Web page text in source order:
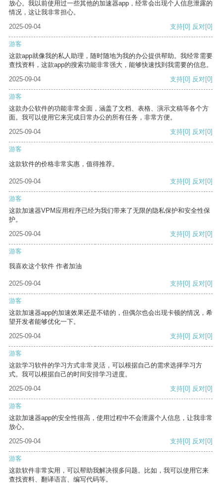
放心。我以前使用过一些其他的加速器app，经常会出现个人信息泄露的
情况，这让我非常担心。
2025-09-04
支持[0] 反对[0]
游客
这款app就像我的私人助理，随时随地为我的办公提供帮助。我经常需要
查找资料，这款app的搜索功能非常强大，能够快速找到我需要的信息。
2025-09-04
支持[0] 反对[0]
游客
这款办公软件的功能非常全面，涵盖了文档、表格、演示文稿等各个方
面。我可以使用它来完成日常办公的所有任务，非常方便。
2025-09-04
支持[0] 反对[0]
游客
这款软件的价格非常实惠，值得推荐。
2025-09-04 支持[0] 反对[0]
游客
这款加速器VPM应用程序已经为我们带来了无限的隐私保护和安全性保
护。
2025-09-04
支持[0] 反对[0]
游客
我喜欢这个软件 作者加油
2025-09-04 支持[0] 反对[0]
游客
这款加速器app的加速效果还是不错的，但偶尔也会出现卡顿的情况，希
望开发者能够优化一下。
2025-09-04
支持[0] 反对[0]
游客
这款学习软件的学习方式非常灵活，可以根据自己的需求选择学习方
式。我可以根据自己的时间安排学习进度。
2025-09-04
支持[0] 反对[0]
游客
这款加速器app的安全性很高，使用过程中不会泄露个人信息，让我非常
放心。
2025-09-04
支持[0] 反对[0]
游客
这款软件非常实用，可以帮助我解决很多问题。比如，我可以使用它来
查找资料、翻译语言、编写代码等。